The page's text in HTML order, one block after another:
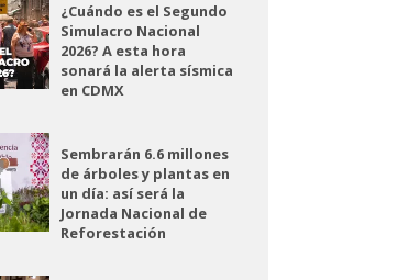
¿Cuándo es el Segundo
Simulacro Nacional
2026? A esta hora
sonará la alerta sísmica
en CDMX
Sembrarán 6.6 millones
de árboles y plantas en
un día: así será la
Jornada Nacional de
Reforestación